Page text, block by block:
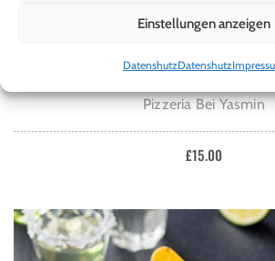
Einstellungen anzeigen
DatenshutzDatenshutz
IN DEN WARENKORB
Pizzeria Bei Yasmin
£15.00